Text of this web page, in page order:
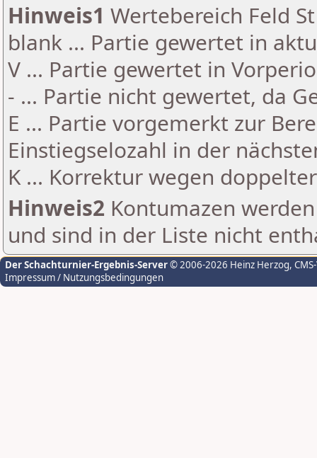
Hinweis1 Wertebereich Feld
blank ... Partie gewertet in
V ... Partie gewertet in
- ... Partie nicht gewertet, da
E ... Partie vorgemerkt zur
Einstiegselozahl in der
K ... Korrektur wegen
Hinweis2 Kontumazen
und sind in der Liste nicht
Der Schachturnier-Ergebnis-Server© 2006-2026 Heinz Herzog,
Impressum / Nutzungsbedingungen